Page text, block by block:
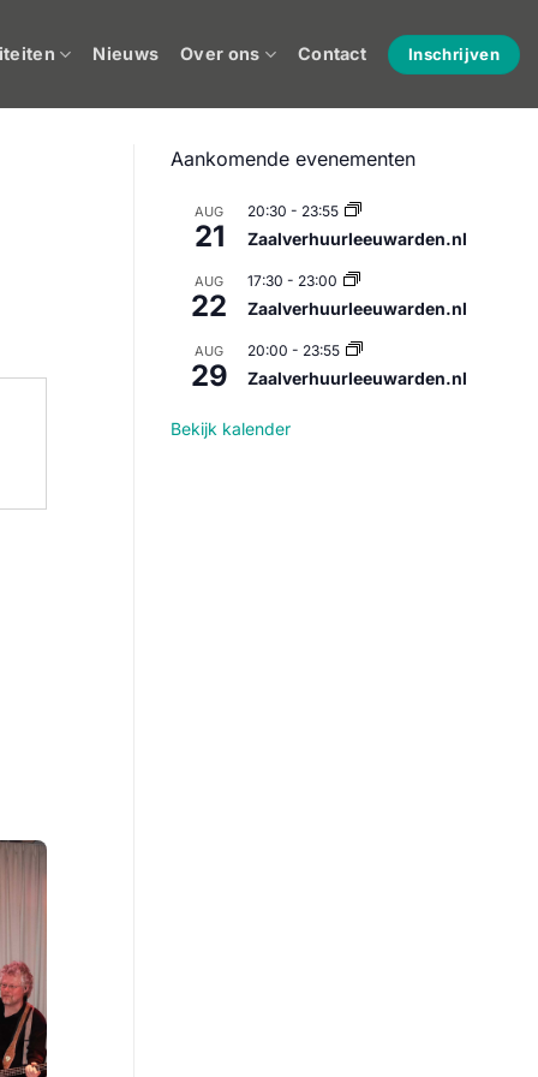
Nieuws Over ons Contact Inschrijven
Aankomende evenementen
AUG
21
20:30 - 23:55
Zaalverhuurleeuwarden.nl
AUG
22
17:30 - 23:00
Zaalverhuurleeuwarden.nl
AUG
29
20:00 - 23:55
Zaalverhuurleeuwarden.nl
Bekijk kalender